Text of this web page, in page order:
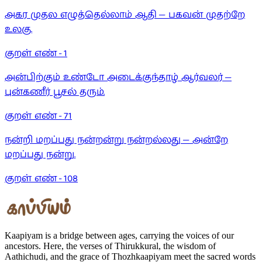
அகர முதல எழுத்தெல்லாம் ஆதி — பகவன் முதற்றே
உலகு.
குறள் எண் -1
அன்பிற்கும் உண்டோ அடைக்குந்தாழ் ஆர்வலர் —
புன்கணீர் பூசல் தரும்.
குறள் எண் -71
நன்றி மறப்பது நன்றன்று நன்றல்லது — அன்றே
மறப்பது நன்று.
குறள் எண் -108
Kaapiyam is a bridge between ages, carrying the voices of our
ancestors. Here, the verses of Thirukkural, the wisdom of
Aathichudi, and the grace of Thozhkaapiyam meet the sacred words